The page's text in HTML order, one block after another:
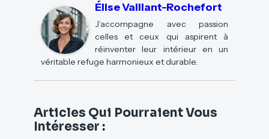
Élise Vaillant-Rochefort
J’accompagne avec passion
celles et ceux qui aspirent à
réinventer leur intérieur en un
véritable refuge harmonieux et durable.
Articles Qui Pourraient Vous
Intéresser :